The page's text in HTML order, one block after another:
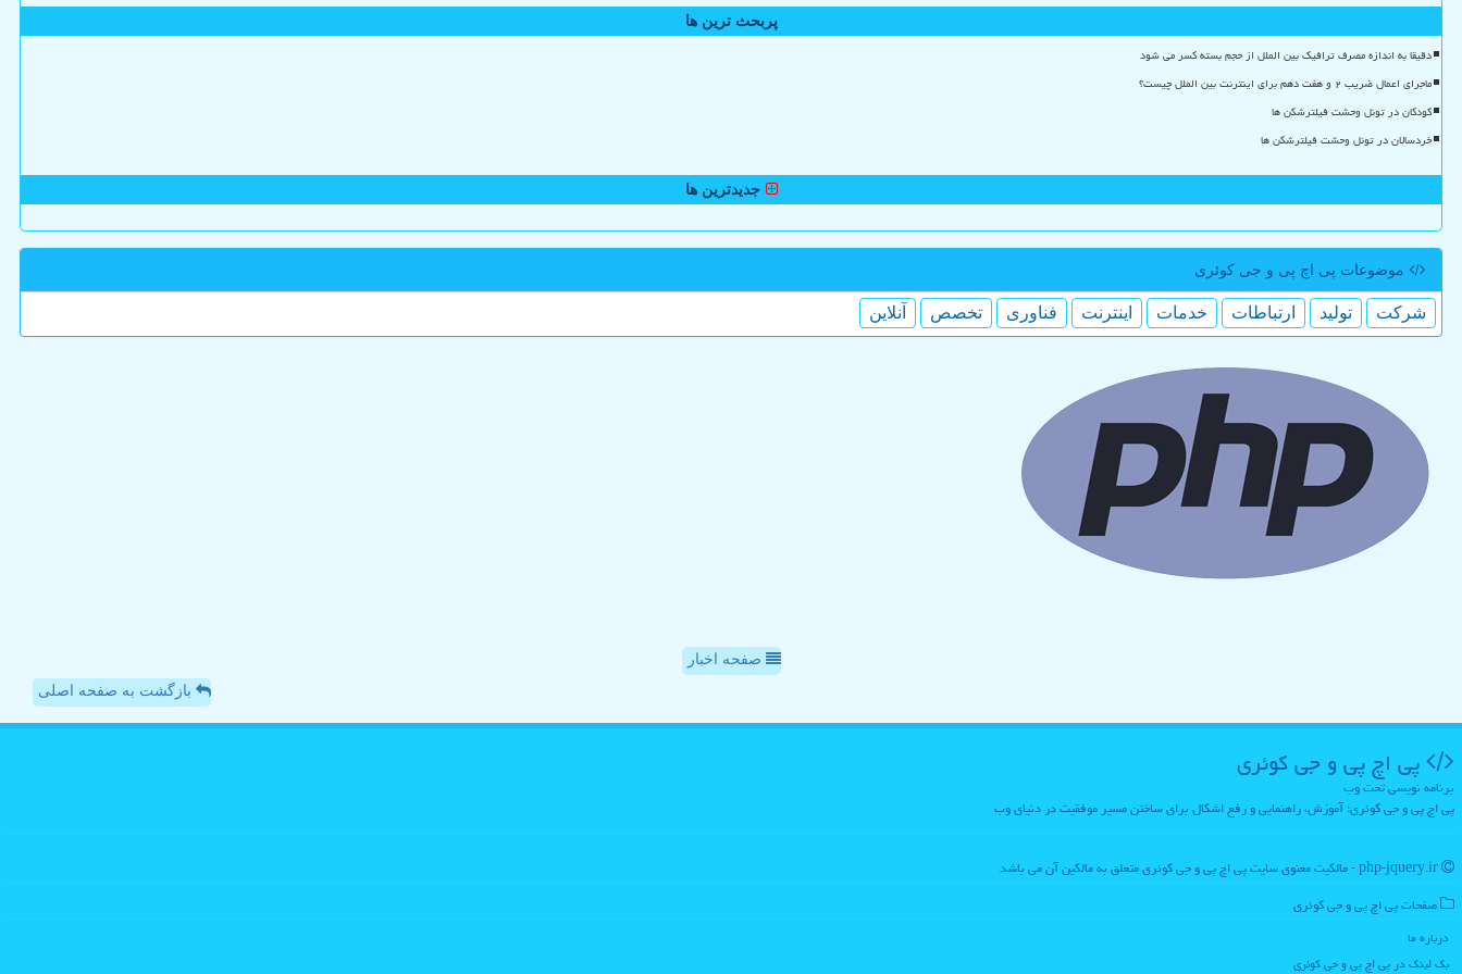
پربحث ترین ها
دقیقا به اندازه مصرف ترافیک بین الملل از حجم بسته کسر می شود
ماجرای اعمال ضریب ۲ و هفت دهم برای اینترنت بین الملل چیست؟
کودکان در تونل وحشت فیلترشکن ها
خردسالان در تونل وحشت فیلترشکن ها
جدیدترین ها
موضوعات پی اچ پی و جی كوئری
شركت تولید ارتباطات خدمات اینترنت فناوری تخصص آنلاین
صفحه اخبار
بازگشت به صفحه اصلی
پی اچ پی و جی كوئری
برنامه نویسی تحت وب
پی اچ پی و جی کوئری؛ آموزش، راهنمایی و رفع اشکال برای ساختن مسیر موفقیت در دنیای وب
صفحات پی اچ پی و جی كوئری
درباره ما
بک لینک در پی اچ پی و جی كوئری